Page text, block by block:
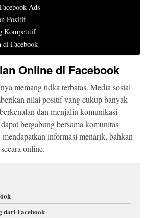
Ads
Positif
Kompetitif
Facebook
Online di Facebook
memang tidka terbatas. Media sosial
nilai positif yang cukup banyak
dan menjalin komunikasi
bergabung bersama komunitas
informasi menarik, bahkan
online.
dari Facebook